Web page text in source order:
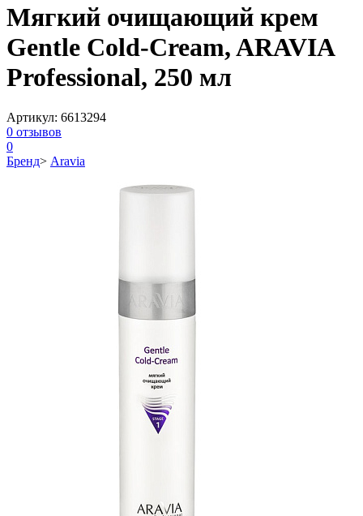
Мягкий очищающий крем
Gentle Cold-Cream, ARAVIA
Professional, 250 мл
Артикул: 6613294
0 отзывов
0
Бренд> Aravia